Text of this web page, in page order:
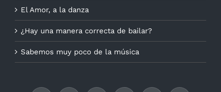
El Amor, a la danza
¿Hay una manera correcta de bailar?
Sabemos muy poco de la música